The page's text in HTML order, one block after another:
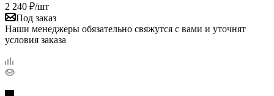
2 240 ₽/шт
Под заказ
Наши менеджеры обязательно свяжутся с вами и уточнят
условия заказа